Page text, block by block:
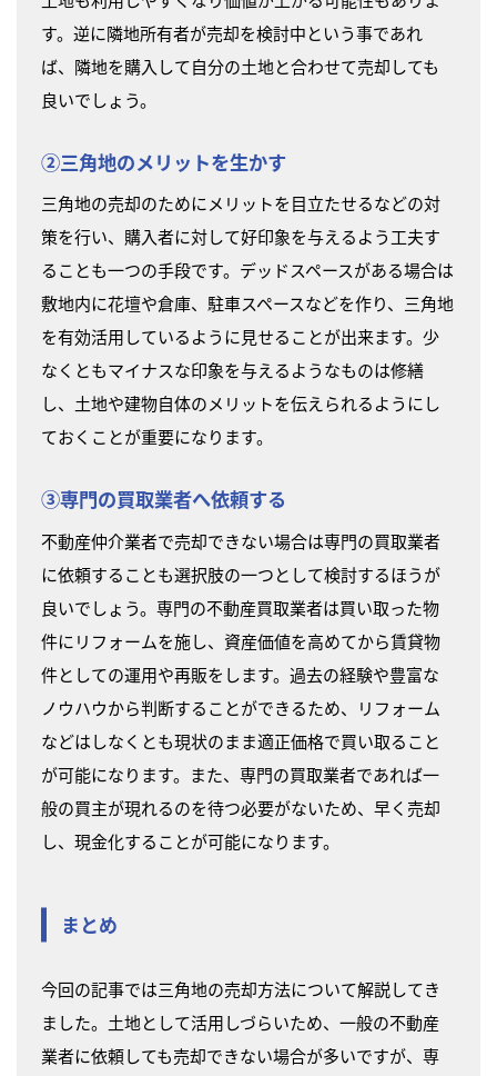
す。逆に隣地所有者が売却を検討中という事であれ
ば、隣地を購入して自分の土地と合わせて売却しても
良いでしょう。
②三角地のメリットを生かす
三角地の売却のためにメリットを目立たせるなどの対
策を行い、購入者に対して好印象を与えるよう工夫す
ることも一つの手段です。デッドスペースがある場合は
敷地内に花壇や倉庫、駐車スペースなどを作り、三角地
を有効活用しているように見せることが出来ます。少
なくともマイナスな印象を与えるようなものは修繕
し、土地や建物自体のメリットを伝えられるようにし
ておくことが重要になります。
③専門の買取業者へ依頼する
不動産仲介業者で売却できない場合は専門の買取業者
に依頼することも選択肢の一つとして検討するほうが
良いでしょう。専門の不動産買取業者は買い取った物
件にリフォームを施し、資産価値を高めてから賃貸物
件としての運用や再販をします。過去の経験や豊富な
ノウハウから判断することができるため、リフォーム
などはしなくとも現状のまま適正価格で買い取ること
が可能になります。また、専門の買取業者であれば一
般の買主が現れるのを待つ必要がないため、早く売却
し、現金化することが可能になります。
まとめ
今回の記事では三角地の売却方法について解説してき
ました。土地として活用しづらいため、一般の不動産
業者に依頼しても売却できない場合が多いですが、専